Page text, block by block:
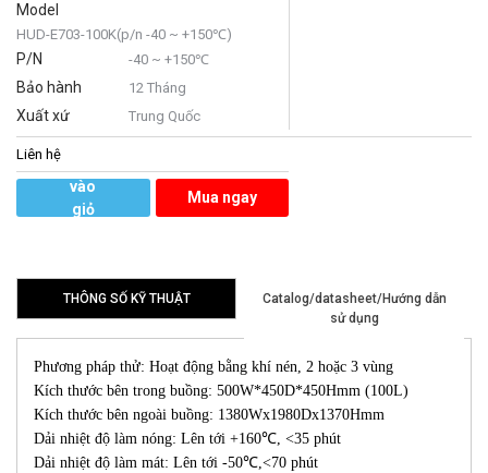
Model
HUD-E703-100K(p/n -40 ~ +150℃)
P/N -40 ~ +150℃
Bảo hành 12 Tháng
Xuất xứ Trung Quốc
Liên hệ
vào
giỏ
Mua ngay
THÔNG SỐ KỸ THUẬT
Catalog/datasheet/Hướng dẫn
sử dụng
Phương pháp thử: Hoạt động bằng khí nén, 2 hoặc 3 vùng
Kích thước bên trong buồng: 500W*450D*450Hmm (100L)
Kích thước bên ngoài buồng: 1380Wx1980Dx1370Hmm
Dải nhiệt độ làm nóng: Lên tới +160℃, <35 phút
Dải nhiệt độ làm mát: Lên tới -50℃,<70 phút